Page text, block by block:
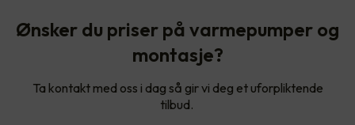
Ønsker du priser på varmepumper og
montasje?
Ta kontakt med oss i dag så gir vi deg et uforpliktende
tilbud.